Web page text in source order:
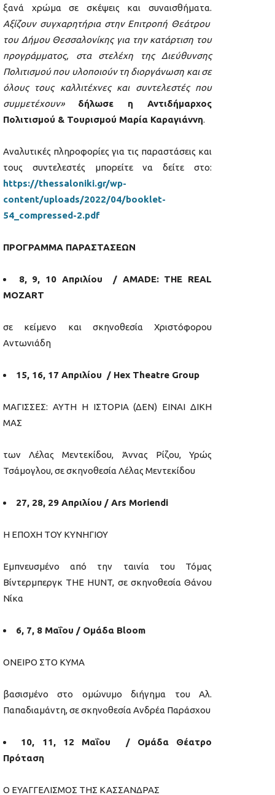
ξανά χρώμα σε σκέψεις και συναισθήματα.
Αξίζουν συγχαρητήρια στην Επιτροπή Θεάτρου
του Δήμου Θεσσαλονίκης για την κατάρτιση του
προγράμματος, στα στελέχη της Διεύθυνσης
Πολιτισμού που υλοποιούν τη διοργάνωση και σε
όλους τους καλλιτέχνες και συντελεστές που
συμμετέχουν» δήλωσε η Αντιδήμαρχος
Πολιτισμού & Τουρισμού Μαρία Καραγιάννη.
Αναλυτικές πληροφορίες για τις παραστάσεις και
τους συντελεστές μπορείτε να δείτε στο:
https://thessaloniki.gr/wp-
content/uploads/2022/04/booklet-
54_compressed-2.pdf
ΠΡΟΓΡΑΜΜΑ ΠΑΡΑΣΤΑΣΕΩΝ
8, 9, 10 Απριλίου / AMADE: THE REAL
MOZART
σε κείμενο και σκηνοθεσία Χριστόφορου
Αντωνιάδη
15, 16, 17 Απριλίου / Hex Theatre Group
ΜΑΓΙΣΣΕΣ: ΑΥΤΗ Η ΙΣΤΟΡΙΑ (ΔΕΝ) ΕΙΝΑΙ ΔΙΚΗ
ΜΑΣ
των Λέλας Μεντεκίδου, Άννας Ρίζου, Υρώς
Τσάμογλου, σε σκηνοθεσία Λέλας Μεντεκίδου
27, 28, 29 Απριλίου / Ars Moriendi
Η ΕΠΟΧΗ ΤΟΥ ΚΥΝΗΓΙΟΥ
Εμπνευσμένο από την ταινία του Τόμας
Βίντερμπεργκ THE HUNT, σε σκηνοθεσία Θάνου
Νίκα
6, 7, 8 Μαΐου / Ομάδα Βloom
ΟΝΕΙΡΟ ΣΤΟ ΚΥΜΑ
βασισμένο στο ομώνυμο διήγημα του Αλ.
Παπαδιαμάντη, σε σκηνοθεσία Ανδρέα Παράσχου
10, 11, 12 Μαΐου / Ομάδα Θέατρο
Πρόταση
Ο ΕΥΑΓΓΕΛΙΣΜΟΣ ΤΗΣ ΚΑΣΣΑΝΔΡΑΣ